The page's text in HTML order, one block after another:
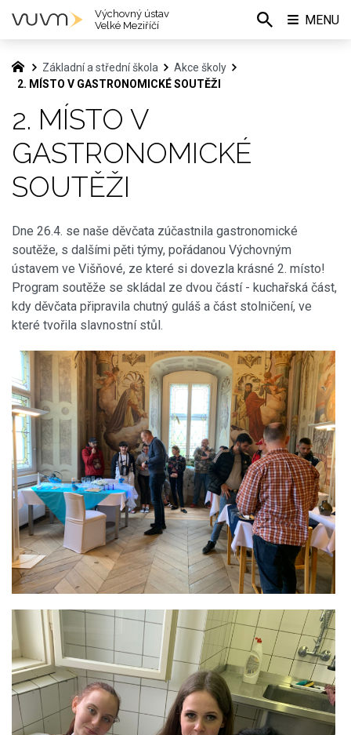
Základní a střední škola
Akce školy
2. MÍSTO V GASTRONOMICKÉ SOUTĚŽI
2. MÍSTO V
GASTRONOMICKÉ
SOUTĚŽI
Dne 26.4. se naše děvčata zúčastnila gastronomické
soutěže, s dalšími pěti týmy, pořádanou Výchovným
ústavem ve Višňové, ze které si dovezla krásné 2. místo!
Program soutěže se skládal ze dvou částí - kuchařská část,
kdy děvčata připravila chutný guláš a část stolničení, ve
které tvořila slavnostní stůl.
Výchovný ústav
Velké Meziříčí
MENU